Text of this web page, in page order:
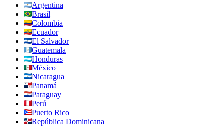
Argentina
Brasil
Colombia
Ecuador
El Salvador
Guatemala
Honduras
México
Nicaragua
Panamá
Paraguay
Perú
Puerto Rico
República Dominicana